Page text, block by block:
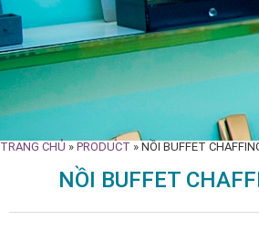
TRANG CHỦ » PRODUCT » NỒI BUFFET
NỒI BUFFET